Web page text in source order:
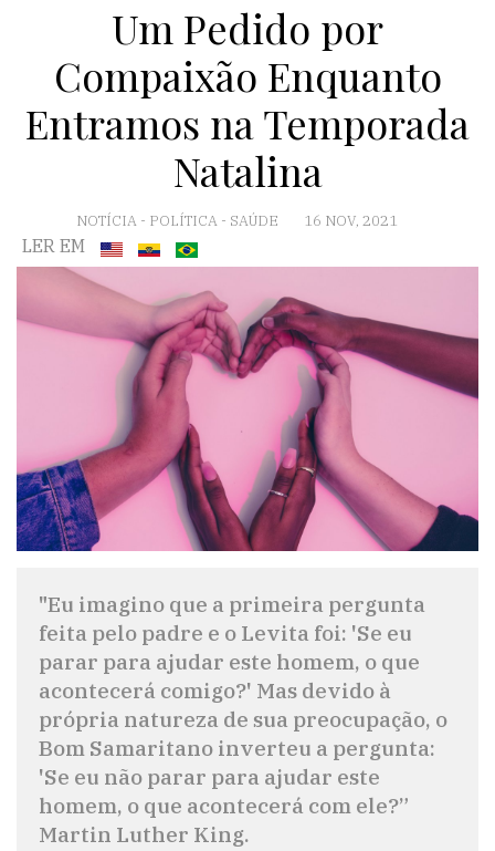
Um Pedido por
Compaixão Enquanto
Entramos na Temporada
Natalina
NOTÍCIA - POLÍTICA - SAÚDE 16 NOV, 2021
LER EM
"Eu imagino que a primeira pergunta
feita pelo padre e o Levita foi: 'Se eu
parar para ajudar este homem, o que
acontecerá comigo?' Mas devido à
própria natureza de sua preocupação, o
Bom Samaritano inverteu a pergunta:
'Se eu não parar para ajudar este
homem, o que acontecerá com ele?”
Martin Luther King.